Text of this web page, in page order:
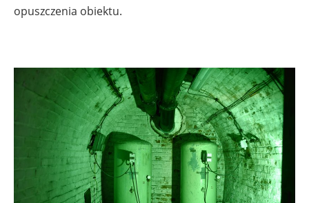
opuszczenia obiektu.